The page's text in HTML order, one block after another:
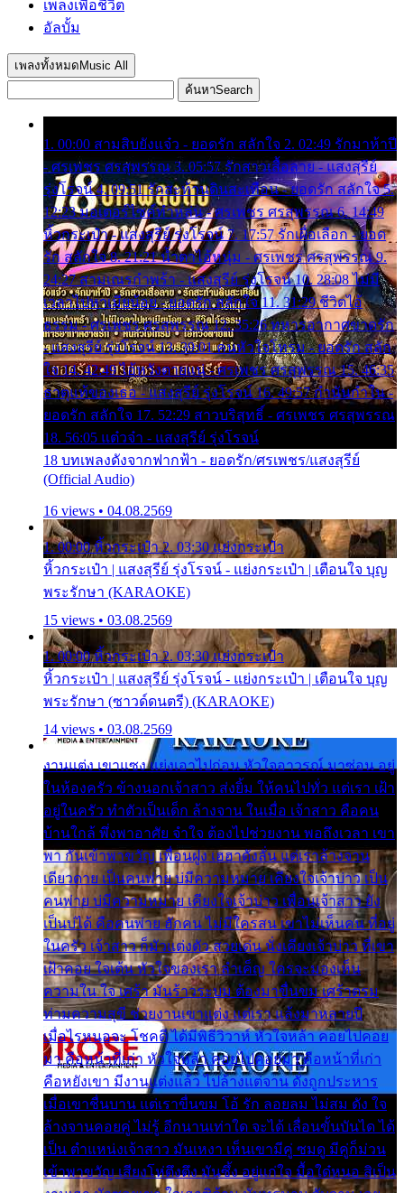
เพลงเพื่อชีวิต
อัลบั้ม
เพลงทั้งหมด Music All
ค้นหาSearch
1. 00:00 สามสิบยังแจ๋ว - ยอดรัก สลักใจ 2. 02:49 รักมาห้าปี
- ศรเพชร ศรสุพรรณ 3. 05:57 รักสาวเสื้อลาย - แสงสุรีย์
รุ่งโรจน์ 4. 09:51 รักสะท้านดินสะเทือน - ยอดรัก สลักใจ 5.
12:23 มอเตอร์ไซค์ทำหล่น - ศรเพชร ศรสุพรรณ 6. 14:49
หิ้วกระเป๋า - แสงสุรีย์ รุ่งโรจน์ 7. 17:57 รักเผื่อเลือก - ยอด
รัก สลักใจ 8. 21:21 น้ำตาไอ้หนุ่ม - ศรเพชร ศรสุพรรณ 9.
24:27 สามเณรกำพร้า - แสงสุรีย์ รุ่งโรจน์ 10. 28:08 ไม่มี
เวลาไปหาเมียน้อย - ยอดรัก สลักใจ 11. 31:29 ชีวิตไอ้
ธรรม - ศรเพชร ศรสุพรรณ 12. 35:26 ทหารอากาศขาดรัก
- แสงสุรีย์ รุ่งโรจน์ 13. 39:01 คนหัวใจโทรม - ยอดรัก สลัก
ใจ 14. 42:49 ไอ้หวังตายแน่ - ศรเพชร ศรสุพรรณ 15. 46:35
ธาตุแท้ของเธอ - แสงสุรีย์ รุ่งโรจน์ 16. 49:57 กำนันกำใน -
ยอดรัก สลักใจ 17. 52:29 สาวบริสุทธิ์ - ศรเพชร ศรสุพรรณ
18. 56:05 แต๋วจ๋า - แสงสุรีย์ รุ่งโรจน์
18 บทเพลงดังจากฟากฟ้า - ยอดรัก/ศรเพชร/แสงสุรีย์
(Official Audio)
16 views • 04.08.2569
1. 00:00 หิ้วกระเป๋า 2. 03:30 แย่งกระเป๋า
หิ้วกระเป๋า | แสงสุรีย์ รุ่งโรจน์ - แย่งกระเป๋า | เตือนใจ บุญ
พระรักษา (KARAOKE)
15 views • 03.08.2569
1. 00:00 หิ้วกระเป๋า 2. 03:30 แย่งกระเป๋า
หิ้วกระเป๋า | แสงสุรีย์ รุ่งโรจน์ - แย่งกระเป๋า | เตือนใจ บุญ
พระรักษา (ซาวด์ดนตรี) (KARAOKE)
14 views • 03.08.2569
งานแต่ง เขาแซง แย่งเอาไปก่อน หัวใจอาวรณ์ มาซ่อน อยู่
ในห้องครัว ข้างนอกเจ้าสาว ส่งยิ้ม ให้คนไปทั่ว แต่เรา เฝ้า
อยู่ในครัว ทำตัวเป็นเด็ก ล้างจาน ในเมื่อ เจ้าสาว คือคน
บ้านใกล้ พึ่งพาอาศัย จำใจ ต้องไปช่วยงาน พอถึงเวลา เขา
พา กันเข้าพาขวัญ เพื่อนฝูง เฮฮาดังลั่น แต่เราล้างจาน
เดียวดาย เป็นคนพ่าย บ่มีความหมาย เคียงใจเจ้าบ่าว เป็น
คนพ่าย บ่มีความหมาย เคียงใจเจ้าบ่าว เพื่อนเจ้าสาว ยัง
เป็นบ่ได้ คือคนพ่าย ฮักคน ไม่มีใครสน เขาไม่เห็นคน ที่อยู่
ในครัว เจ้าสาว ก็มัวแต่งตัว สวยเด่น นั่งเคียงเจ้าบ่าว ที่เขา
เฝ้าคอย ใจเต้น หัวใจของเรา ลำเค็ญ ใครจะมองเห็น
ความใน ใจ เศร้า มันร้าวระบม ต้องมาขื่นขม เศร้าตรม
ท่ามความสุขี ช่วยงานเขาแต่ง แต่เรา แล้งมาหลายปี
เมื่อไรหนอจะ โชคดี ได้มีพิธีวิวาห์ หัวใจหล้า คอยไปคอย
มา คือหน้าที่เก่า หัวใจหล้า คอยไปคอยมา คือหน้าที่เก่า
คือหยังเขา มีงานแต่งแล้ว ไปล้างแต่จาน ดั่งถูกประหาร
เมื่อเขาชื่นบาน แต่เราขื่นขม โอ้ รัก ลอยลม ไม่สม ดัง ใจ
ล้างจานคอยคู่ ไม่รู้ อีกนานเท่าใด จะได้ เลื่อนขั้นบันได ได้
เป็น ตำแหน่งเจ้าสาว มันเหงา เห็นเขามีคู่ ซมดู มีคู่ก็ม่วน
เข้าพาขวัญ เสียงโห่ตึงตึง มันซึ้ง อยู่แก่ใจ มื้อใด๋หนอ สิเป็น